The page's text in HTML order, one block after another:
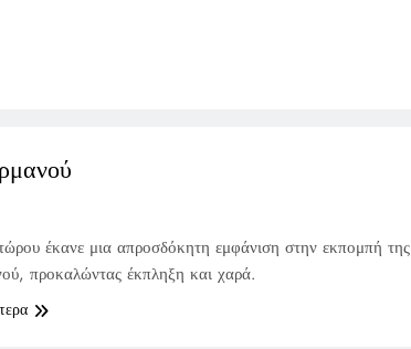
έκανε μια απροσδόκητη εμφάνιση στην εκπομπή της
προκαλώντας έκπληξη και χαρά.